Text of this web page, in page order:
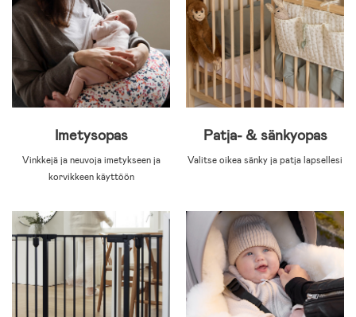
Imetysopas
Vinkkejä ja neuvoja imetykseen ja
korvikkeen käyttöön
Patja- & sänkyopas
Valitse oikea sänky ja patja lapsellesi